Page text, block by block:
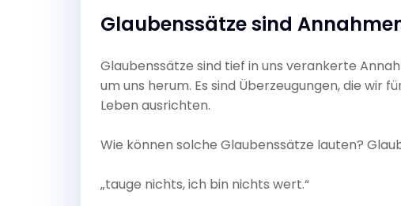
Glaubenssätze sind
Glaubenssätze sind tief in uns verankerte
um uns herum. Es sind Überzeugungen, die wir
Leben ausrichten.
Wie können solche Glaubenssätze lauten?
„tauge nichts, ich bin nichts wert.“